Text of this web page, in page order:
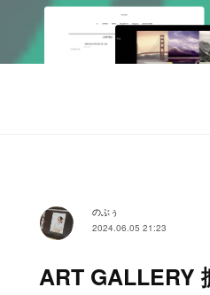
のぶぅ
2024.06.05 21:23
ART GALLERY